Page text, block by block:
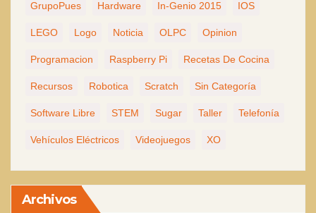
GrupoPues Hardware In-Genio 2015 IOS
LEGO Logo Noticia OLPC Opinion
Programacion Raspberry Pi Recetas De Cocina
Recursos Robotica Scratch Sin Categoría
Software Libre STEM Sugar Taller Telefonía
Vehículos Eléctricos Videojuegos XO
Archivos